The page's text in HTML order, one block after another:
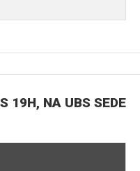
19H, NA UBS SEDE